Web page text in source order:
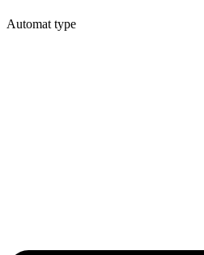
Automat type